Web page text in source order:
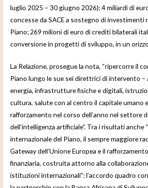
luglio 2025 – 30 giugno 2026); 4 miliardi di
concesse da SACE a sostegno di investimenti
Piano; 269 milioni di euro di crediti bilaterali
conversione in progetti di sviluppo, in un
La Relazione, prosegue la nota, “ripercorre il
Piano lungo le sue sei direttrici di intervento –
energia, infrastrutture fisiche e digitali,
cultura, salute con al centro il capitale umano
rafforzamento nel corso dell’anno nel settore
dell’intelligenza artificiale”. Tra i risultati anche
internazionale del Piano, il sempre maggiore
Gateway dell’Unione Europea e il
finanziaria, costruita attorno alla
istituzioni internazionali”: l’accordo quadro